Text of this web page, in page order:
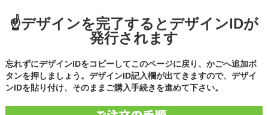
☝デザインを完了するとデザインIDが
発行されます
忘れずにデザインIDをコピーしてこのページに戻り、かごへ追加ボ
タンを押しましょう。デザインID記入欄が出てきますので、デザイ
ンIDを貼り付け、そのままご購入手続きを進めて下さい。